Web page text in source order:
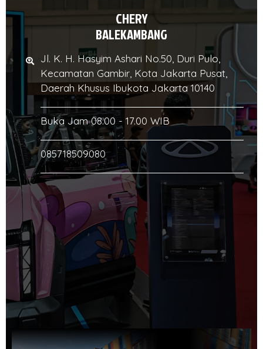
CHERY
BALEKAMBANG
Jl. K. H. Hasyim Ashari No.50, Duri Pulo,
Kecamatan Gambir, Kota Jakarta Pusat,
Daerah Khusus Ibukota Jakarta 10140
Buka Jam 08.00 - 17.00 WIB
085718509080